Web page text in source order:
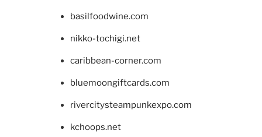
basilfoodwine.com
nikko-tochigi.net
caribbean-corner.com
bluemoongiftcards.com
rivercitysteampunkexpo.com
kchoops.net